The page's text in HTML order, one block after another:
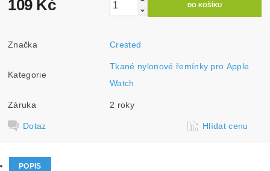
109 Kč
Značka Crested
Kategorie
Tkané nylonové řemínky pro Apple
Watch
Záruka 2 roky
Dotaz Hlídat cenu
POPIS